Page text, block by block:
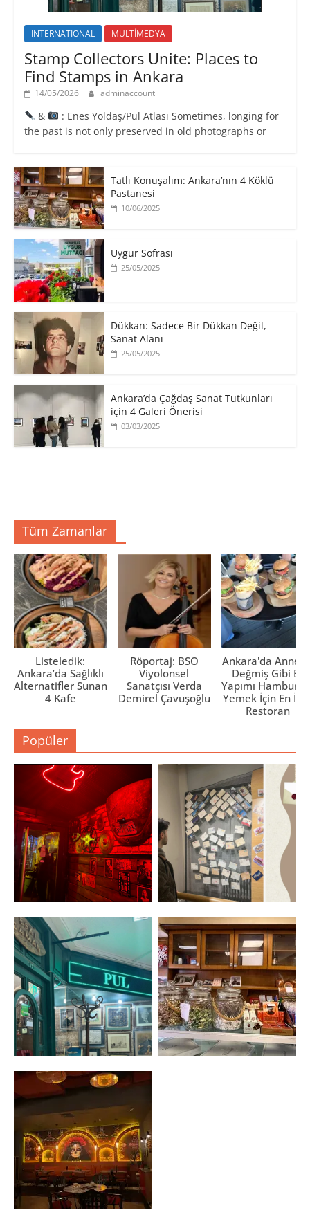
INTERNATIONAL MULTİMEDYA
Stamp Collectors Unite: Places to
Find Stamps in Ankara
14/05/2026 adminaccount
&
: Enes Yoldaş/Pul Atlası Sometimes, longing for
the past is not only preserved in old photographs or
Tatlı Konuşalım: Ankara’nın 4 Köklü
Pastanesi
10/06/2025
Uygur Sofrası
25/05/2025
​Dükkan: Sadece Bir Dükkan Değil,
Sanat Alanı
25/05/2025
Ankara’da Çağdaş Sanat Tutkunları
için 4 Galeri Önerisi
03/03/2025
Tüm Zamanlar
Listeledik:
Ankara’da Sağlıklı
Alternatifler Sunan
4 Kafe
Röportaj: BSO
Viyolonsel
Sanatçısı Verda
Demirel Çavuşoğlu
Ankara'da Anne
Değmiş Gibi Ev
Yapımı
Yemek İçin En İyi
Restoran
Popüler